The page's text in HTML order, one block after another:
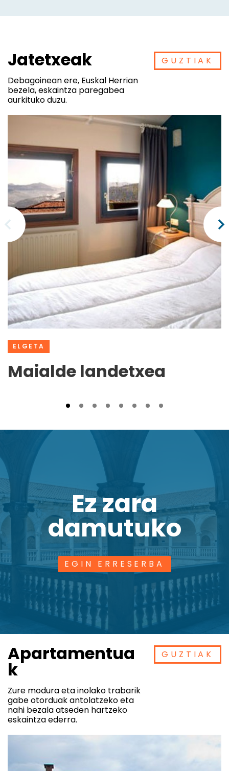
Jatetxeak
Debagoinean ere, Euskal Herrian
bezela, eskaintza paregabea
aurkituko duzu.
GUZTIAK
ELGETA
Maialde landetxea
Ez zara
damutuko
EGIN ERRESERBA
Apartamentua
k
Zure modura eta inolako trabarik
gabe otorduak antolatzeko eta
nahi bezala atseden hartzeko
eskaintza ederra.
GUZTIAK